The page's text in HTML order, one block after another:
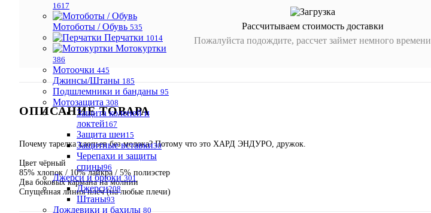
1617
Мотоботы / Обувь 535
Перчатки 1014
Мотокуртки
386
Мотоочки 445
Джинсы/Штаны 185
Подшлемники и банданы 95
Мотозащита 308
Защита коленей и
локтей167
Защита шеи15
Защитные вставки30
Черепахи и защиты
спины96
Джерси и брюки 301
Джерси208
Штаны93
Дождевики и бахилы 80
Рассчитываем стоимость доставки
Пожалуйста подождите, рассчет займет немного времени
ОПИСАНИЕ ТОВАРА
Почему тарелка хлопьев без молока? Потому что это ХАРД ЭНДУРО, дружок.
Цвет чёрный
85% хлопок / 10% лайкра / 5% полиэстер
Два боковых кармана на молнии
Спущенная линия плеч (на любые плечи)